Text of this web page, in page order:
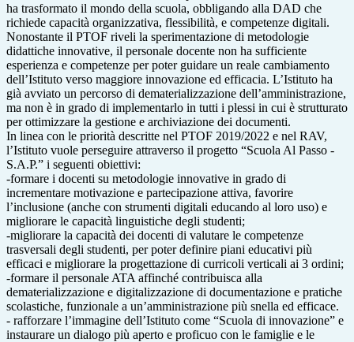
ha trasformato il mondo della scuola, obbligando alla DAD che
richiede capacità organizzativa, flessibilità, e competenze digitali.
Nonostante il PTOF riveli la sperimentazione di metodologie
didattiche innovative, il personale docente non ha sufficiente
esperienza e competenze per poter guidare un reale cambiamento
dell’Istituto verso maggiore innovazione ed efficacia. L’Istituto ha
già avviato un percorso di dematerializzazione dell’amministrazione,
ma non è in grado di implementarlo in tutti i plessi in cui è strutturato
per ottimizzare la gestione e archiviazione dei documenti.
In linea con le priorità descritte nel PTOF 2019/2022 e nel RAV,
l’Istituto vuole perseguire attraverso il progetto “Scuola Al Passo -
S.A.P.” i seguenti obiettivi:
-formare i docenti su metodologie innovative in grado di
incrementare motivazione e partecipazione attiva, favorire
l’inclusione (anche con strumenti digitali educando al loro uso) e
migliorare le capacità linguistiche degli studenti;
-migliorare la capacità dei docenti di valutare le competenze
trasversali degli studenti, per poter definire piani educativi più
efficaci e migliorare la progettazione di curricoli verticali ai 3 ordini;
-formare il personale ATA affinché contribuisca alla
dematerializzazione e digitalizzazione di documentazione e pratiche
scolastiche, funzionale a un’amministrazione più snella ed efficace.
- rafforzare l’immagine dell’Istituto come “Scuola di innovazione” e
instaurare un dialogo più aperto e proficuo con le famiglie e le